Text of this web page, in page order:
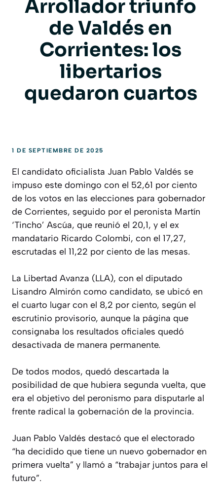
Arrollador triunfo
de Valdés en
Corrientes: los
libertarios
quedaron cuartos
1 DE SEPTIEMBRE DE 2025
El candidato oficialista Juan Pablo Valdés se
impuso este domingo con el 52,61 por ciento
de los votos en las elecciones para gobernador
de Corrientes, seguido por el peronista Martín
‘Tincho’ Ascúa, que reunió el 20,1, y el ex
mandatario Ricardo Colombi, con el 17,27,
escrutadas el 11,22 por ciento de las mesas.
La Libertad Avanza (LLA), con el diputado
Lisandro Almirón como candidato, se ubicó en
el cuarto lugar con el 8,2 por ciento, según el
escrutinio provisorio, aunque la página que
consignaba los resultados oficiales quedó
desactivada de manera permanente.
De todos modos, quedó descartada la
posibilidad de que hubiera segunda vuelta, que
era el objetivo del peronismo para disputarle al
frente radical la gobernación de la provincia.
Juan Pablo Valdés destacó que el electorado
“ha decidido que tiene un nuevo gobernador en
primera vuelta” y llamó a “trabajar juntos para el
futuro”.